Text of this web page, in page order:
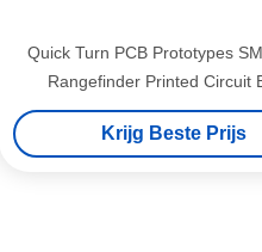
Quick Turn PCB Prototypes
Rangefinder Printed Circuit
Assemblage
Krijg Beste Prijs